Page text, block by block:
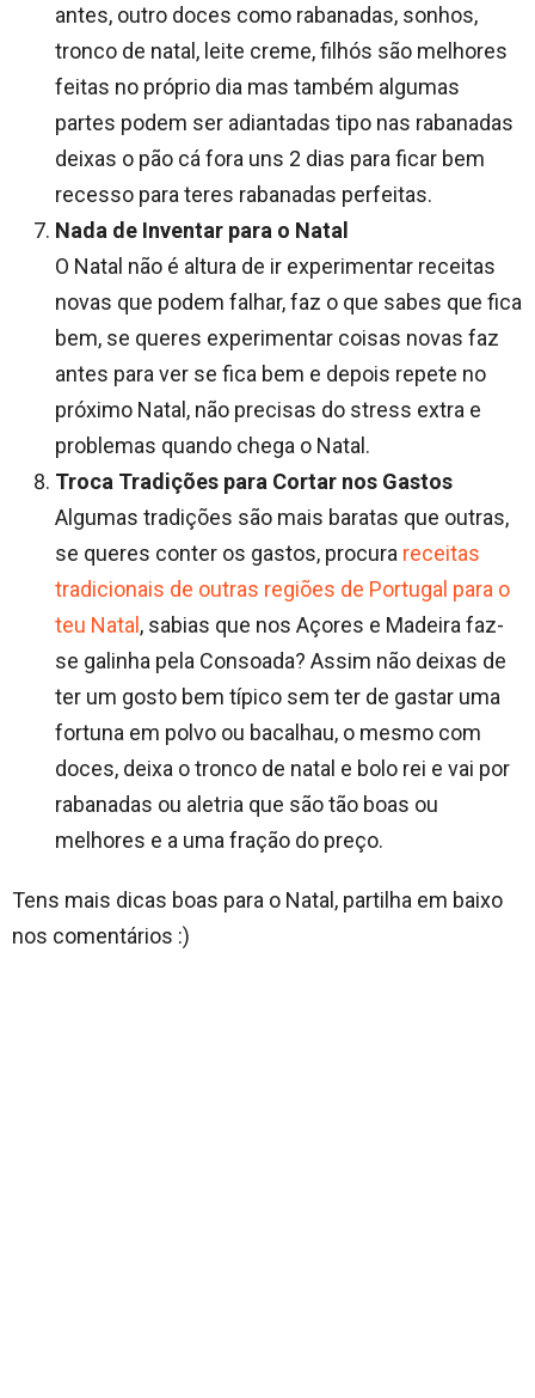
antes, outro doces como rabanadas, sonhos,
tronco de natal, leite creme, filhós são melhores
feitas no próprio dia mas também algumas
partes podem ser adiantadas tipo nas rabanadas
deixas o pão cá fora uns 2 dias para ficar bem
recesso para teres rabanadas perfeitas.
Nada de Inventar para o Natal
O Natal não é altura de ir experimentar receitas
novas que podem falhar, faz o que sabes que fica
bem, se queres experimentar coisas novas faz
antes para ver se fica bem e depois repete no
próximo Natal, não precisas do stress extra e
problemas quando chega o Natal.
Troca Tradições para Cortar nos Gastos
Algumas tradições são mais baratas que outras,
se queres conter os gastos, procura receitas
tradicionais de outras regiões de Portugal para o
teu Natal, sabias que nos Açores e Madeira faz-
se galinha pela Consoada? Assim não deixas de
ter um gosto bem típico sem ter de gastar uma
fortuna em polvo ou bacalhau, o mesmo com
doces, deixa o tronco de natal e bolo rei e vai por
rabanadas ou aletria que são tão boas ou
melhores e a uma fração do preço.
Tens mais dicas boas para o Natal, partilha em baixo
nos comentários :)